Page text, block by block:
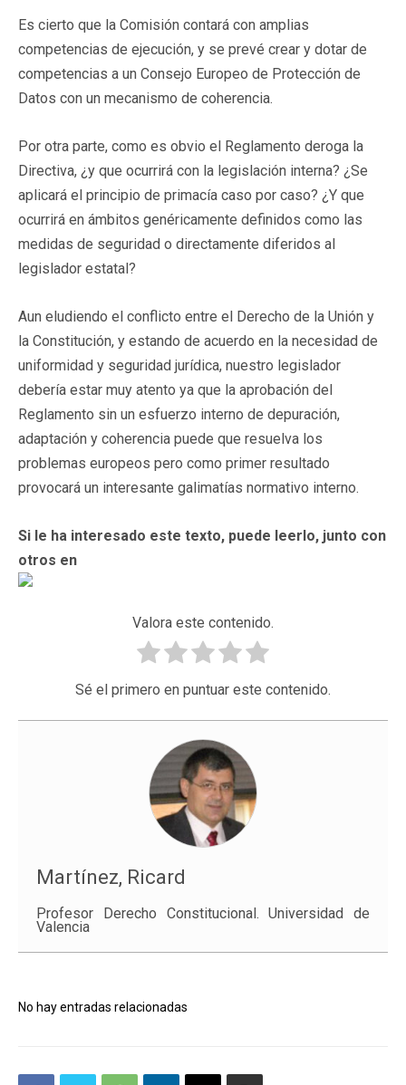
Es cierto que la Comisión contará con amplias
competencias de ejecución, y se prevé crear y dotar de
competencias a un Consejo Europeo de Protección de
Datos con un mecanismo de coherencia.
Por otra parte, como es obvio el Reglamento deroga la
Directiva, ¿y que ocurrirá con la legislación interna? ¿Se
aplicará el principio de primacía caso por caso? ¿Y que
ocurrirá en ámbitos genéricamente definidos como las
medidas de seguridad o directamente diferidos al
legislador estatal?
Aun eludiendo el conflicto entre el Derecho de la Unión y
la Constitución, y estando de acuerdo en la necesidad de
uniformidad y seguridad jurídica, nuestro legislador
debería estar muy atento ya que la aprobación del
Reglamento sin un esfuerzo interno de depuración,
adaptación y coherencia puede que resuelva los
problemas europeos pero como primer resultado
provocará un interesante galimatías normativo interno.
Si le ha interesado este texto, puede leerlo, junto con
otros en
Valora este contenido.
Sé el primero en puntuar este contenido.
Martínez, Ricard
Profesor Derecho Constitucional. Universidad de
Valencia
No hay entradas relacionadas